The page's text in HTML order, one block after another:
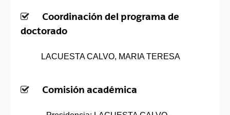
Coordinación del programa de
doctorado
LACUESTA CALVO, MARIA TERESA
Comisión académica